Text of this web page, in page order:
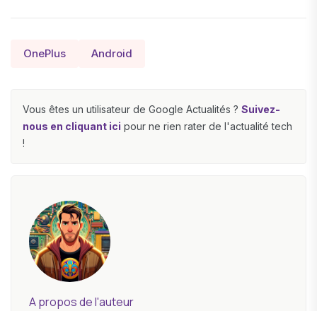
OnePlus Android
Vous êtes un utilisateur de Google Actualités ? Suivez-
nous en cliquant ici pour ne rien rater de l'actualité tech
!
A propos de l'auteur